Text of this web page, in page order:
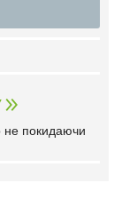
не покидаючи